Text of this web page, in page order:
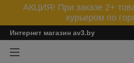
АКЦИЯ! При заказе 2+
курьером по
Интернет магазин av3.by